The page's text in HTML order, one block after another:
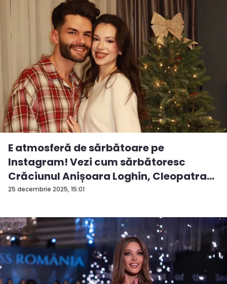
25 decembrie 2025, 15:01
E atmosferă de sărbătoare pe
Instagram! Vezi cum sărbătoresc
Crăciunul Anișoara Loghin, Cleopatra
S...